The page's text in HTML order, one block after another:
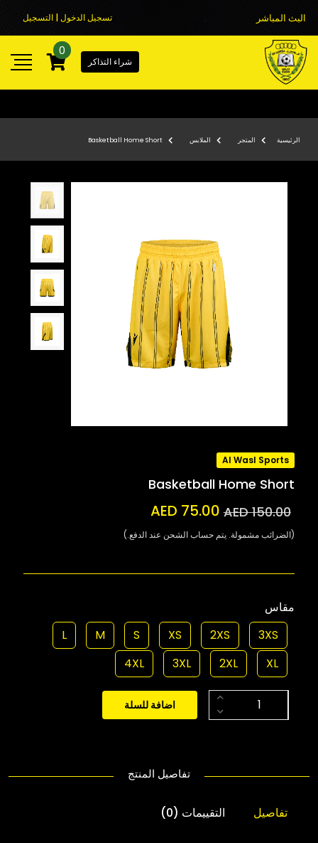
البث المباشر تسجيل الدخول | التسجيل
شراء التذاكر
0
الرئيسية المتجر الملابس Basketball Home Short
Al Wasl Sports
Basketball Home Short
AED 150.00
AED 75.00
(الضرائب مشمولة. يتم حساب الشحن عند الدفع.)
مقاس
3XS
2XS
XS
S
M
L
XL
2XL
3XL
4XL
اضافة للسلة
تفاصيل المنتج
تفاصيل التقييمات (0)